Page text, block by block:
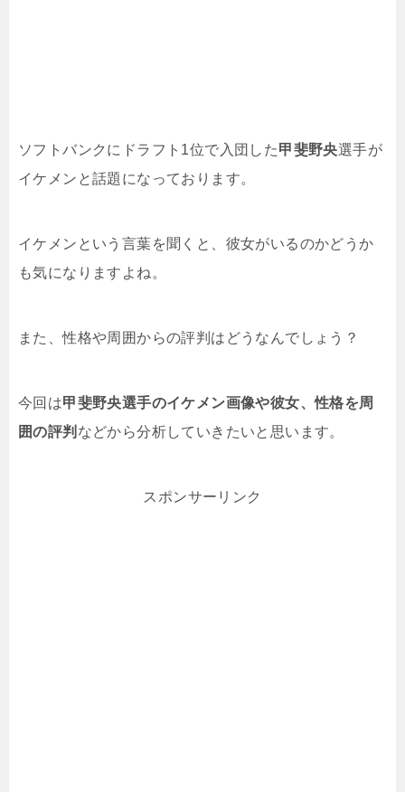
ソフトバンクにドラフト1位で入団した甲斐野央選手が
イケメンと話題になっております。
イケメンという言葉を聞くと、彼女がいるのかどうか
も気になりますよね。
また、性格や周囲からの評判はどうなんでしょう？
今回は甲斐野央選手のイケメン画像や彼女、性格を周
囲の評判 などから分析していきたいと思います。
スポンサーリンク